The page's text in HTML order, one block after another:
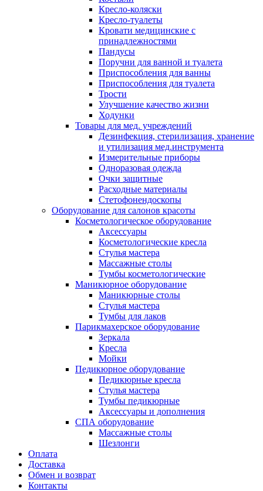
Кресло-коляски
Кресло-туалеты
Кровати медицинские с
принадлежностями
Пандусы
Поручни для ванной и туалета
Приспособления для ванны
Приспособления для туалета
Трости
Улучшение качество жизни
Ходунки
Товары для мед. учреждений
Дезинфекция, стерилизация, хранение
и утилизация мед.инструмента
Измерительные приборы
Одноразовая одежда
Очки защитные
Расходные материалы
Стетофонендоскопы
Оборудование для салонов красоты
Косметологическое оборудование
Аксессуары
Косметологические кресла
Стулья мастера
Массажные столы
Тумбы косметологические
Маникюрное оборудование
Маникюрные столы
Стулья мастера
Тумбы для лаков
Парикмахерское оборудование
Зеркала
Кресла
Мойки
Педикюрное оборудование
Педикюрные кресла
Стулья мастера
Тумбы педикюрные
Аксессуары и дополнения
СПА оборудование
Массажные столы
Шезлонги
Оплата
Доставка
Обмен и возврат
Контакты